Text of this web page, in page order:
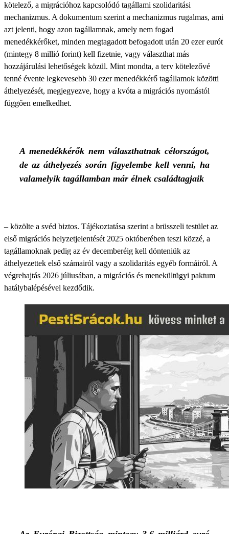
kötelező, a migrációhoz kapcsolódó tagállami szolidaritási
mechanizmus. A dokumentum szerint a mechanizmus rugalmas, ami
azt jelenti, hogy azon tagállamnak, amely nem fogad
menedékkérőket, minden megtagadott befogadott után 20 ezer eurót
(mintegy 8 millió forint) kell fizetnie, vagy választhat más
hozzájárulási lehetőségek közül. Mint mondta, a terv kötelezővé
tenné évente legkevesebb 30 ezer menedékkérő tagállamok közötti
áthelyezését, megjegyezve, hogy a kvóta a migrációs nyomástól
függően emelkedhet.
A menedékkérők nem választhatnak célországot,
de az áthelyezés során figyelembe kell venni, ha
valamelyik tagállamban már élnek családtagjaik
– közölte a svéd biztos. Tájékoztatása szerint a brüsszeli testület az
első migrációs helyzetjelentését 2025 októberében teszi közzé, a
tagállamoknak pedig az év decemberéig kell dönteniük az
áthelyezettek első számairól vagy a szolidaritás egyéb formáiról. A
végrehajtás 2026 júliusában, a migrációs és menekültügyi paktum
hatálybalépésével kezdődik.